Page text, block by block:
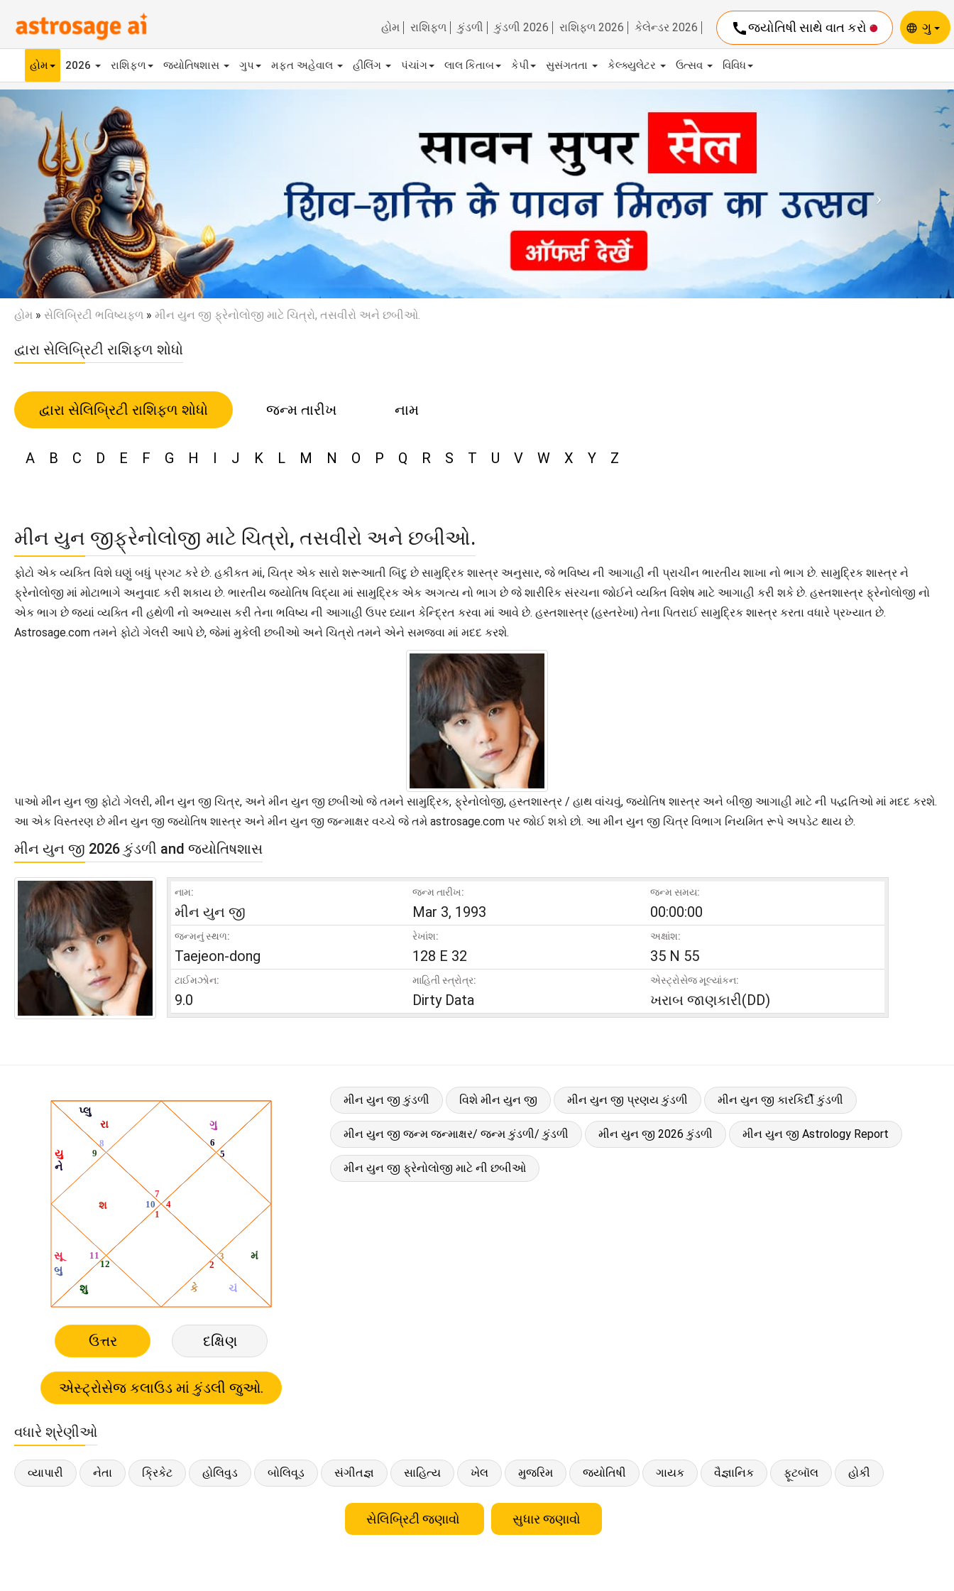
હોમ રાશિફળ કુંડળી કુંડળી 2026 રાશિફળ 2026 કેલેન્ડર 2026 callજ્યોતિષી સાથે વાત કરો language ગુ
હોમ 2026 રાશિફળ જ્યોતિષશાસ ગુપ મફ્ત અહેવાલ હીલિંગ પંચાંગ લાલ કિતાબ કેપી સુસંગતતા કેલ્ક્યુલેટર ઉત્સવ વિવિધ
Previous
હોમ » સેલિબ્રિટી ભવિષ્યફળ » મીન યુન જી ફ્રેનોલોજી માટે ચિત્રો, તસવીરો અને છબીઓ.
દ્વારા સેલિબ્રિટી રાશિફળ શોધો
દ્વારા સેલિબ્રિટી રાશિફળ શોધો જન્મ તારીખ નામ
A B C D E F G H I J K L M N O P Q R S T U V W X Y Z
મીન યુન જીફ્રેનોલોજી માટે ચિત્રો, તસવીરો અને છબીઓ.
ફોટો એક વ્યક્તિ વિશે ઘણું બધું પ્રગટ કરે છે. હકીકત માં, ચિત્ર એક સારો શરૂઆતી બિંદુ છે સામુદ્રિક શાસ્ત્ર અનુસાર, જે ભવિષ્ય ની આગાહી ની પ્રાચીન ભારતીય શાખા નો ભાગ છે. સામુદ્રિક શાસ્ત્ર ને
ફ્રેનોલોજી માં મોટાભાગે અનુવાદ કરી શકાય છે. ભારતીય જ્યોતિષ વિદ્યા માં સામુદ્રિક એક અગત્ય નો ભાગ છે જે શારીરિક સંરચના જોઈને વ્યક્તિ વિશેષ માટે આગાહી કરી શકે છે. હસ્તશાસ્ત્ર ફ્રેનોલોજી નો
એક ભાગ છે જ્યાં વ્યક્તિ ની હથેળી નો અભ્યાસ કરી તેના ભવિષ્ય ની આગાહી ઉપર ધ્યાન કેન્દ્રિત કરવા માં આવે છે. હસ્તશાસ્ત્ર (હસ્તરેખા) તેના પિતરાઈ સામુદ્રિક શાસ્ત્ર કરતા વધારે પ્રખ્યાત છે.
Astrosage.com તમને ફોટો ગેલરી આપે છે, જેમાં મુકેલી છબીઓ અને ચિત્રો તમને એને સમજવા માં મદદ કરશે.
પાઓ મીન યુન જી ફોટો ગેલરી, મીન યુન જી ચિત્ર, અને મીન યુન જી છબીઓ જે તમને સામુદ્રિક, ફ્રેનોલોજી, હસ્તશાસ્ત્ર / હાથ વાંચવું, જ્યોતિષ શાસ્ત્ર અને બીજી આગાહી માટે ની પદ્ધતિઓ માં મદદ કરશે.
આ એક વિસ્તરણ છે મીન યુન જી જ્યોતિષ શાસ્ત્ર અને મીન યુન જી જન્માક્ષર વચ્ચે જે તમે astrosage.com પર જોઈ શકો છો. આ મીન યુન જી ચિત્ર વિભાગ નિયમિત રૂપે અપડેટ થાય છે.
મીન યુન જી 2026 કુંડળી and જ્યોતિષશાસ
નામ:
મીન યુન જી
જન્મ તારીખ:
Mar 3, 1993
જન્મ સમય:
00:00:00
જન્મનું સ્થળ:
Taejeon-dong
રેખાંશ:
128 E 32
અક્ષાંશ:
35 N 55
ટાઈમઝોન:
9.0
માહિતી સ્ત્રોત્ર:
Dirty Data
એસ્ટ્રોસેજ મૂલ્યાંકન:
ખરાબ જાણકારી(DD)
ઉત્તર દક્ષિણ
મીન યુન જી કુંડળી વિશે મીન યુન જી મીન યુન જી પ્રણય કુંડળી મીન યુન જી કારકિર્દી કુંડળી
મીન યુન જી જન્મ જન્માક્ષર/ જન્મ કુંડળી/ કુંડળી મીન યુન જી 2026 કુંડળી મીન યુન જી Astrology Report
મીન યુન જી ફ્રેનોલોજી માટે ની છબીઓ
વધારે શ્રેણીઓ
વ્યાપારી નેતા ક્રિકેટ હોલિવુડ બોલિવૂડ સંગીતજ્ઞ સાહિત્ય ખેલ મુજરિમ જ્યોતિષી ગાયક વૈજ્ઞાનિક ફૂટબૉલ હોકી
સેલિબ્રિટી જણાવો સુધાર જણાવો